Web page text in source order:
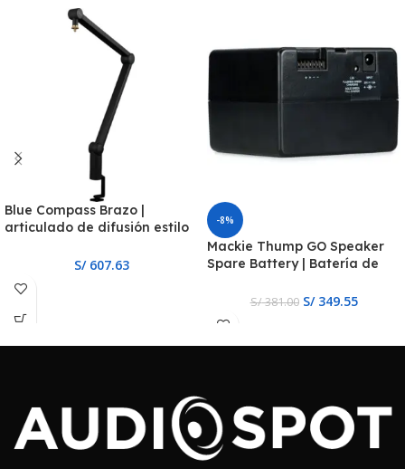
Blue Compass Brazo |
articulado de difusión estilo
S/607.63
-8%
Mackie Thump GO Speaker
Spare Battery | Batería de
S/381.00 S/349.55